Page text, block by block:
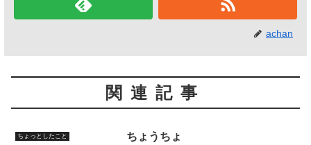
achan
関連記事
ちょっとしたこと ちょうちょ